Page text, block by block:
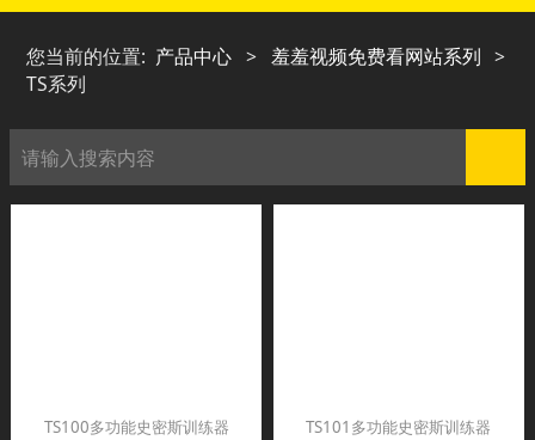
您当前的位置: 产品中心 > 羞羞视频免费看网站系列 >
TS系列
TS100多功能史密斯训练器 TS101多功能史密斯训练器